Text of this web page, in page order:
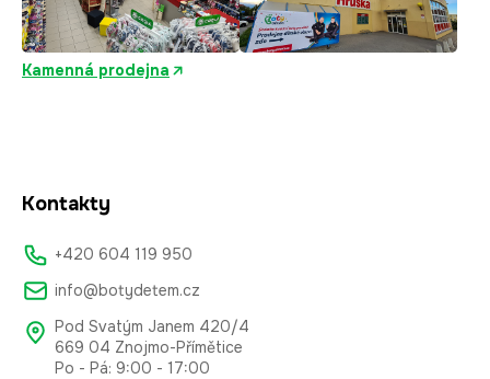
Kamenná prodejna
Kontakty
+420 604 119 950
info@botydetem.cz
Pod Svatým Janem 420/4
669 04 Znojmo-Přímětice
Po - Pá: 9:00 - 17:00